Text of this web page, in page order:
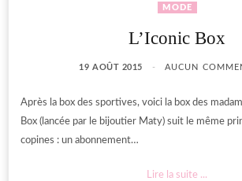
MODE
L’Iconic Box
19 AOÛT 2015 AUCUN
Après la box des sportives, voici la box des
Box (lancée par le bijoutier Maty) suit le même
copines : un abonnement…
Lire la suite ...